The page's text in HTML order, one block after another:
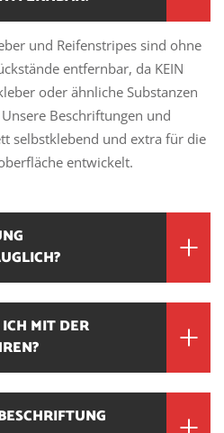
und Reifenstripes sind ohne
entfernbar, da KEIN
oder ähnliche Substanzen
Beschriftungen und
selbstklebend und extra für die
entwickelt.
MIT DER